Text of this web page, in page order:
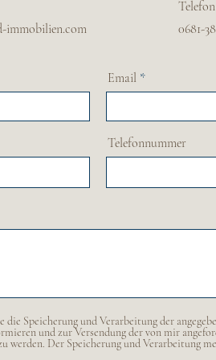
immobilien.com
Telefon
0681-
Email
Telefonnummer
Speicherung und Verarbeitung der
und zur Versendung der von mir
Der Speicherung und Verarbeitung